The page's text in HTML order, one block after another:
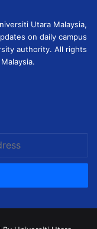
Utara Malaysia,
on daily campus
authority. All rights